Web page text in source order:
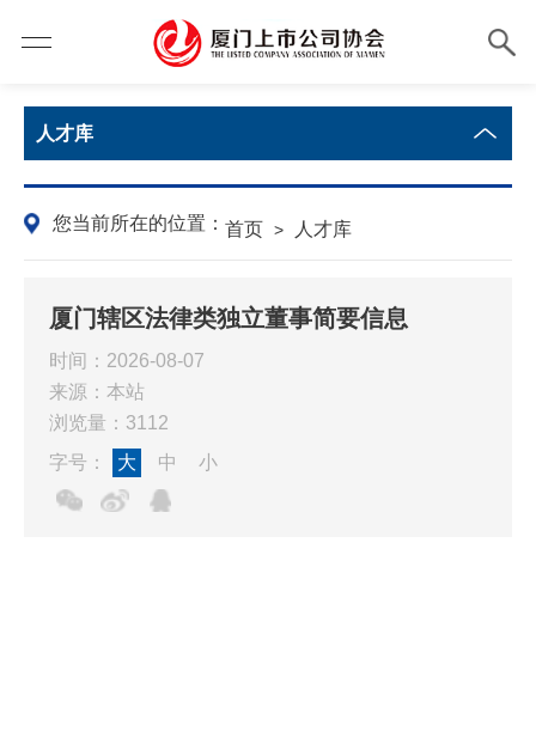
人才库
您当前所在的位置： 首页 > 人才库
厦门辖区法律类独立董事简要信息
时间：2026-08-07
来源：本站
浏览量：3112
字号：
大 中 小